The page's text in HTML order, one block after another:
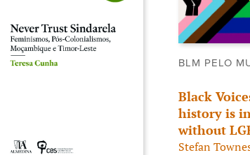
BLM PELO
Black
history is
without
Stefan